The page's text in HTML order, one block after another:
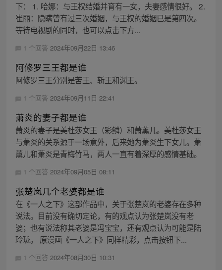
下： 1. 哈娜：与王权结婚并育有一女，夫妻感情很好。 2.
崔丽：隐瞒曾有过三次婚姻，与王权的婚姻已是第四次。
等待电视剧的同时，也可以点击下方...
1 个回答 2024年09月22日 13:46
阿修罗三王都是谁
阿修罗三王分别是苦王、斩王和渊王。
1 个回答 2024年09月11日 22:41
萧炎的妻子都是谁
萧炎的妻子是美杜莎女王（彩鳞）和萧薰儿。美杜莎女王
与萧炎的关系源于一场意外，后来她为萧炎生下女儿。萧
薰儿和萧炎是青梅竹马，两人一直有着深厚的感情基础。
1 个回答 2024年09月05日 08:11
张楚岚几个老婆都是谁
在《一人之下》这部作品中，关于张楚岚的老婆存在多种
说法。目前没有确切定论，有的观点认为张楚岚没有老
婆；也有说法称其老婆是冯宝宝，还有观点认为可能是陆
玲珑。 原漫画《一人之下》同样精彩，点击按钮下...
1 个回答 2024年08月30日 10:31